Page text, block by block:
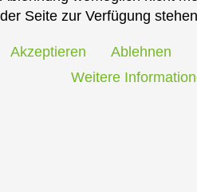
der Seite zur Verfügung
Akzeptieren
Ablehnen
Weitere